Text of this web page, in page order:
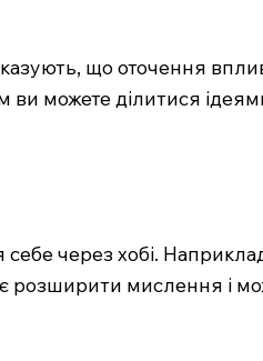
що оточення
можете ділитися
через хобі.
розширити мислення і